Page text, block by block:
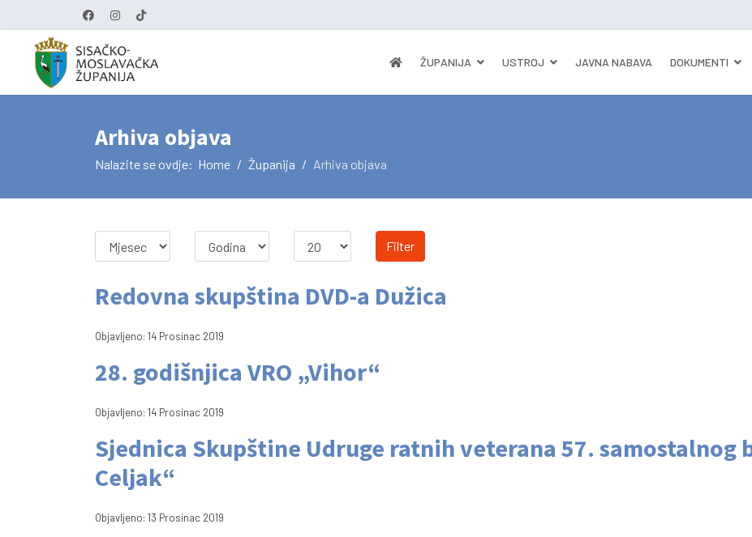
ŽUPANIJA USTROJ JAVNA NABAVA DOKUMENTI
Arhiva objava
Nalazite se ovdje: Home Županija Arhiva objava
Filter
Redovna skupština DVD-a Dužica
Objavljeno: 14 Prosinac 2019
28. godišnjica VRO „Vihor“
Objavljeno: 14 Prosinac 2019
Sjednica Skupštine Udruge ratnih veterana 57. samostalnog
Celjak“
Objavljeno: 13 Prosinac 2019